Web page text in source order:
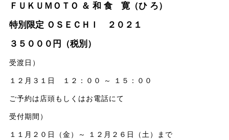
ＦＵＫＵＭＯＴＯ ＆ 和 食 寛（ひ ろ）
特別限定 ＯＳＥＣＨＩ ２０２１
３５０００円（税別）
受渡日）
１２月３１日 １２：００ ～ １５：００
ご予約は店頭もしくはお電話にて
受付期間）
１１月２０日（金）～ １２月２６日（土）まで